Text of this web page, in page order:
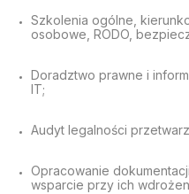
Szkolenia ogólne,
osobowe, RODO,
Doradztwo prawne i
IT;
Audyt legalności
Opracowanie
wsparcie przy ich